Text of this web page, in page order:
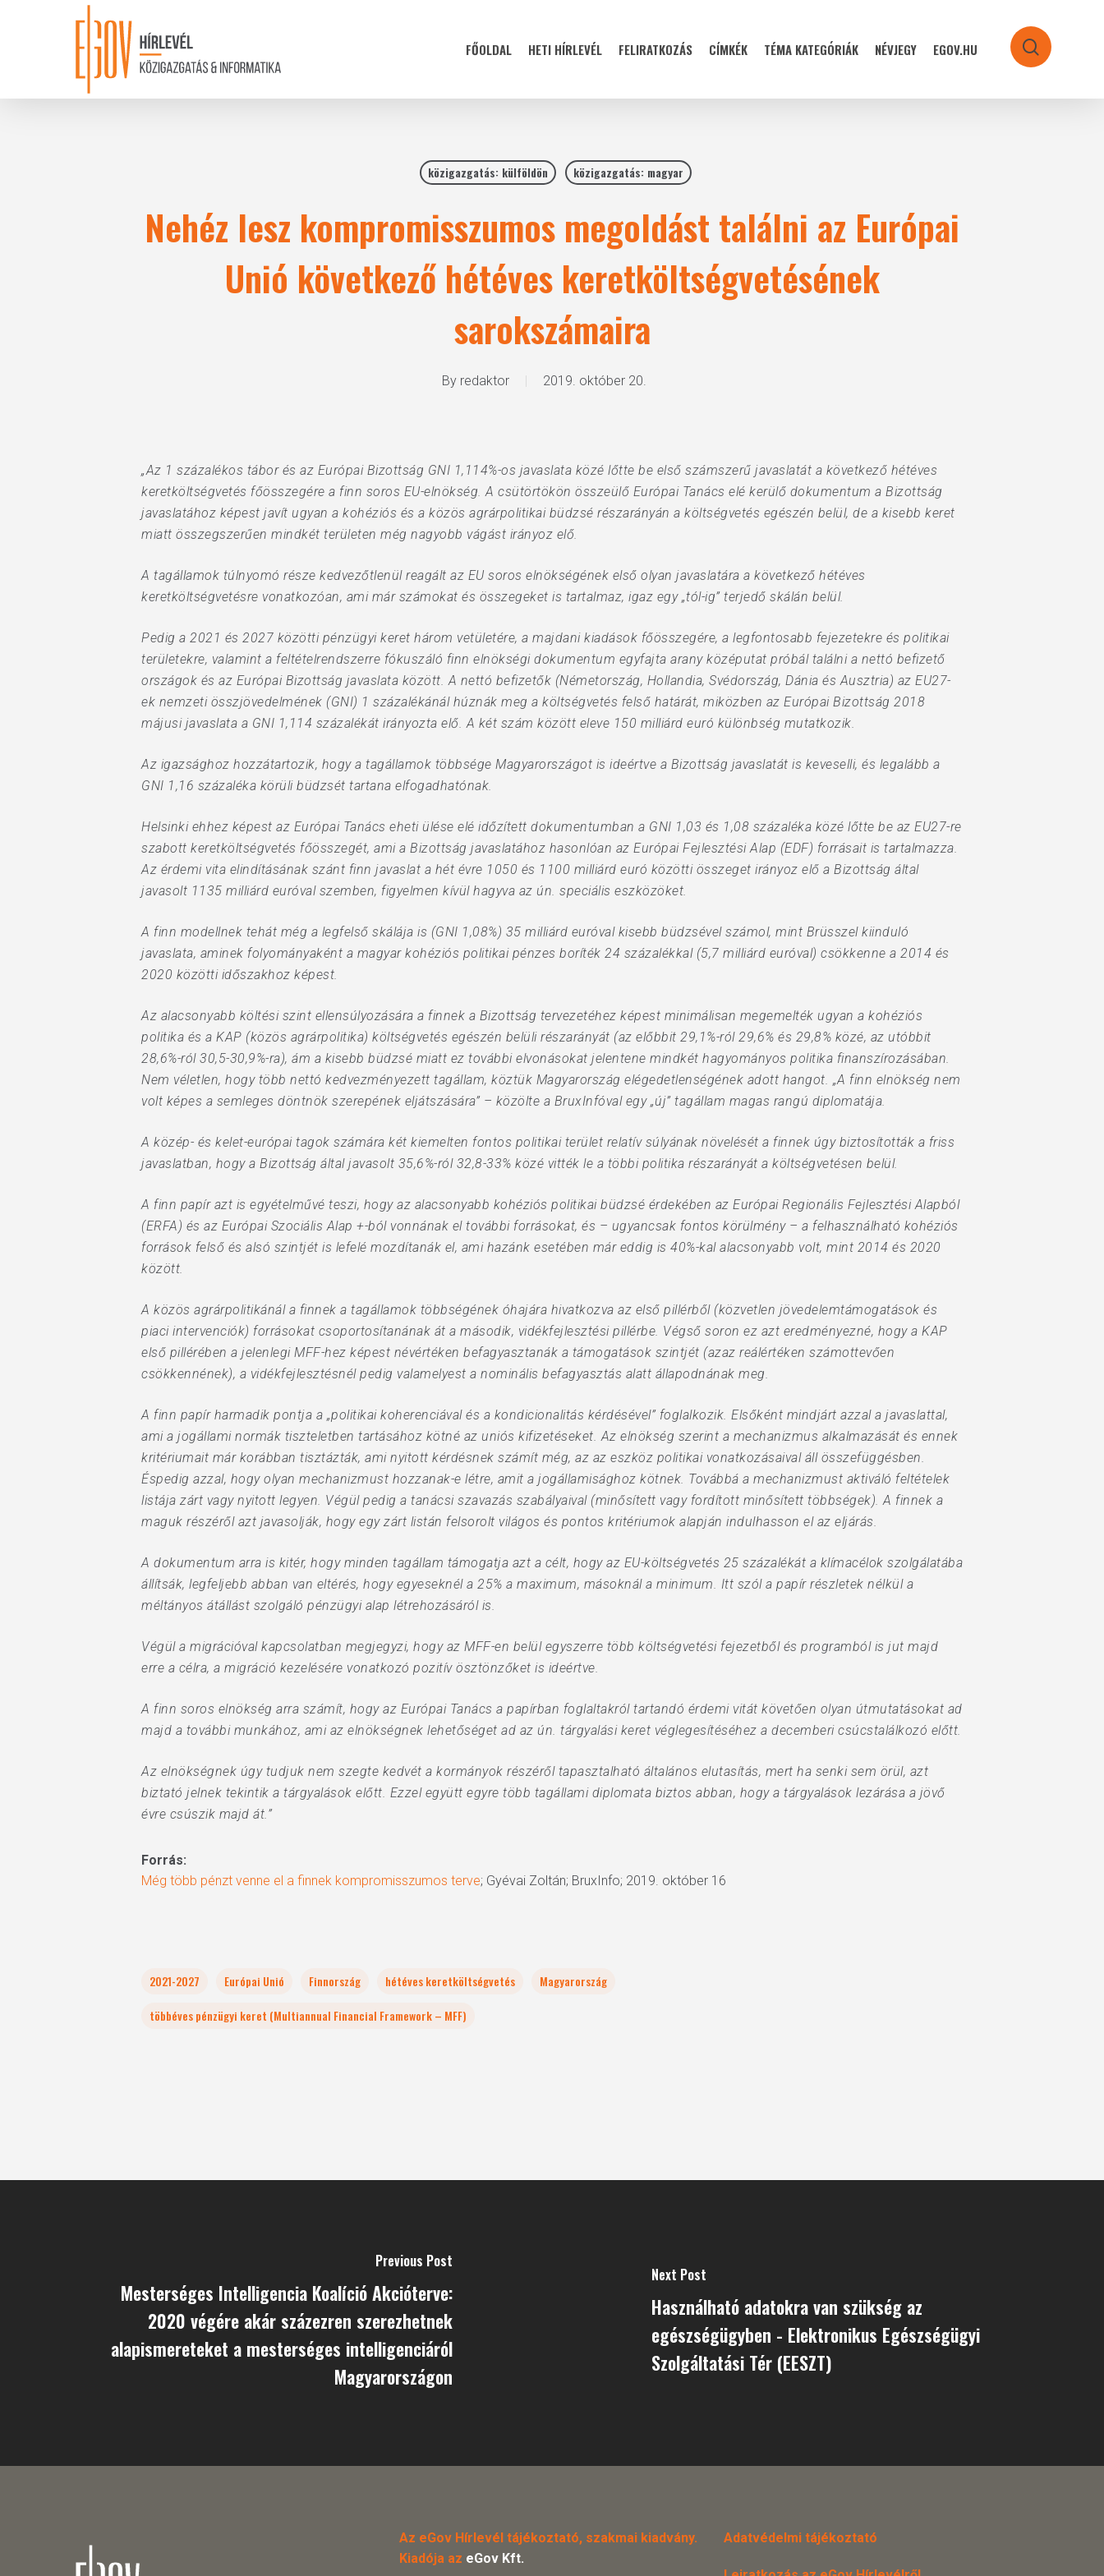
Hit enter to search or ESC to close
FŐOLDAL HETI HÍRLEVÉL FELIRATKOZÁS CÍMKÉK TÉMA KATEGÓRIÁK NÉVJEGY EGOV.HU search
közigazgatás: külföldön közigazgatás: magyar
Nehéz lesz kompromisszumos megoldást találni az Európai
Unió következő hétéves keretköltségvetésének
sarokszámaira
By redaktor 2019. október 20.
„Az 1 százalékos tábor és az Európai Bizottság GNI 1,114%-os javaslata közé lőtte be első számszerű javaslatát a következő hétéves
keretköltségvetés főösszegére a finn soros EU-elnökség. A csütörtökön összeülő Európai Tanács elé kerülő dokumentum a Bizottság
javaslatához képest javít ugyan a kohéziós és a közös agrárpolitikai büdzsé részarányán a költségvetés egészén belül, de a kisebb keret
miatt összegszerűen mindkét területen még nagyobb vágást irányoz elő.
A tagállamok túlnyomó része kedvezőtlenül reagált az EU soros elnökségének első olyan javaslatára a következő hétéves
keretköltségvetésre vonatkozóan, ami már számokat és összegeket is tartalmaz, igaz egy „tól-ig” terjedő skálán belül.
Pedig a 2021 és 2027 közötti pénzügyi keret három vetületére, a majdani kiadások főösszegére, a legfontosabb fejezetekre és politikai
területekre, valamint a feltételrendszerre fókuszáló finn elnökségi dokumentum egyfajta arany középutat próbál találni a nettó befizető
országok és az Európai Bizottság javaslata között. A nettó befizetők (Németország, Hollandia, Svédország, Dánia és Ausztria) az EU27-
ek nemzeti összjövedelmének (GNI) 1 százalékánál húznák meg a költségvetés felső határát, miközben az Európai Bizottság 2018
májusi javaslata a GNI 1,114 százalékát irányozta elő. A két szám között eleve 150 milliárd euró különbség mutatkozik.
Az igazsághoz hozzátartozik, hogy a tagállamok többsége Magyarországot is ideértve a Bizottság javaslatát is keveselli, és legalább a
GNI 1,16 százaléka körüli büdzsét tartana elfogadhatónak.
Helsinki ehhez képest az Európai Tanács eheti ülése elé időzített dokumentumban a GNI 1,03 és 1,08 százaléka közé lőtte be az EU27-re
szabott keretköltségvetés főösszegét, ami a Bizottság javaslatához hasonlóan az Európai Fejlesztési Alap (EDF) forrásait is tartalmazza.
Az érdemi vita elindításának szánt finn javaslat a hét évre 1050 és 1100 milliárd euró közötti összeget irányoz elő a Bizottság által
javasolt 1135 milliárd euróval szemben, figyelmen kívül hagyva az ún. speciális eszközöket.
A finn modellnek tehát még a legfelső skálája is (GNI 1,08%) 35 milliárd euróval kisebb büdzsével számol, mint Brüsszel kiinduló
javaslata, aminek folyományaként a magyar kohéziós politikai pénzes boríték 24 százalékkal (5,7 milliárd euróval) csökkenne a 2014 és
2020 közötti időszakhoz képest.
Az alacsonyabb költési szint ellensúlyozására a finnek a Bizottság tervezetéhez képest minimálisan megemelték ugyan a kohéziós
politika és a KAP (közös agrárpolitika) költségvetés egészén belüli részarányát (az előbbit 29,1%-ról 29,6% és 29,8% közé, az utóbbit
28,6%-ról 30,5-30,9%-ra), ám a kisebb büdzsé miatt ez további elvonásokat jelentene mindkét hagyományos politika finanszírozásában.
Nem véletlen, hogy több nettó kedvezményezett tagállam, köztük Magyarország elégedetlenségének adott hangot. „A finn elnökség nem
volt képes a semleges döntnök szerepének eljátszására” – közölte a BruxInfóval egy „új” tagállam magas rangú diplomatája.
A közép- és kelet-európai tagok számára két kiemelten fontos politikai terület relatív súlyának növelését a finnek úgy biztosították a friss
javaslatban, hogy a Bizottság által javasolt 35,6%-ról 32,8-33% közé vitték le a többi politika részarányát a költségvetésen belül.
A finn papír azt is egyételművé teszi, hogy az alacsonyabb kohéziós politikai büdzsé érdekében az Európai Regionális Fejlesztési Alapból
(ERFA) és az Európai Szociális Alap +-ból vonnának el további forrásokat, és – ugyancsak fontos körülmény – a felhasználható kohéziós
források felső és alsó szintjét is lefelé mozdítanák el, ami hazánk esetében már eddig is 40%-kal alacsonyabb volt, mint 2014 és 2020
között.
A közös agrárpolitikánál a finnek a tagállamok többségének óhajára hivatkozva az első pillérből (közvetlen jövedelemtámogatások és
piaci intervenciók) forrásokat csoportosítanának át a második, vidékfejlesztési pillérbe. Végső soron ez azt eredményezné, hogy a KAP
első pillérében a jelenlegi MFF-hez képest névértéken befagyasztanák a támogatások szintjét (azaz reálértéken számottevően
csökkennének), a vidékfejlesztésnél pedig valamelyest a nominális befagyasztás alatt állapodnának meg.
A finn papír harmadik pontja a „politikai koherenciával és a kondicionalitás kérdésével” foglalkozik. Elsőként mindjárt azzal a javaslattal,
ami a jogállami normák tiszteletben tartásához kötné az uniós kifizetéseket. Az elnökség szerint a mechanizmus alkalmazását és ennek
kritériumait már korábban tisztázták, ami nyitott kérdésnek számít még, az az eszköz politikai vonatkozásaival áll összefüggésben.
Éspedig azzal, hogy olyan mechanizmust hozzanak-e létre, amit a jogállamisághoz kötnek. Továbbá a mechanizmust aktiváló feltételek
listája zárt vagy nyitott legyen. Végül pedig a tanácsi szavazás szabályaival (minősített vagy fordított minősített többségek). A finnek a
maguk részéről azt javasolják, hogy egy zárt listán felsorolt világos és pontos kritériumok alapján indulhasson el az eljárás.
A dokumentum arra is kitér, hogy minden tagállam támogatja azt a célt, hogy az EU-költségvetés 25 százalékát a klímacélok szolgálatába
állítsák, legfeljebb abban van eltérés, hogy egyeseknél a 25% a maximum, másoknál a minimum. Itt szól a papír részletek nélkül a
méltányos átállást szolgáló pénzügyi alap létrehozásáról is.
Végül a migrációval kapcsolatban megjegyzi, hogy az MFF-en belül egyszerre több költségvetési fejezetből és programból is jut majd
erre a célra, a migráció kezelésére vonatkozó pozitív ösztönzőket is ideértve.
A finn soros elnökség arra számít, hogy az Európai Tanács a papírban foglaltakról tartandó érdemi vitát követően olyan útmutatásokat ad
majd a további munkához, ami az elnökségnek lehetőséget ad az ún. tárgyalási keret véglegesítéséhez a decemberi csúcstalálkozó előtt.
Az elnökségnek úgy tudjuk nem szegte kedvét a kormányok részéről tapasztalható általános elutasítás, mert ha senki sem örül, azt
biztató jelnek tekintik a tárgyalások előtt. Ezzel együtt egyre több tagállami diplomata biztos abban, hogy a tárgyalások lezárása a jövő
évre csúszik majd át.”
Forrás:
Még több pénzt venne el a finnek kompromisszumos terve; Gyévai Zoltán; BruxInfo; 2019. október 16
2021-2027 Európai Unió Finnország hétéves keretköltségvetés
Magyarország
többéves pénzügyi keret (Multiannual Financial Framework – MFF)
Previous Post
Mesterséges Intelligencia Koalíció Akcióterve:
2020 végére akár százezren szerezhetnek
alapismereteket a mesterséges intelligenciáról
Magyarországon
Next Post
Használható adatokra van szükség az
egészségügyben - Elektronikus Egészségügyi
Szolgáltatási Tér (EESZT)
Az eGov Hírlevél tájékoztató, szakmai kiadvány.
Kiadója az eGov Kft.
Adatvédelmi tájékoztató